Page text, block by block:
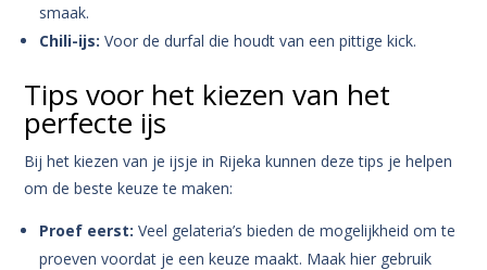
smaak.
Chili-ijs: Voor de durfal die houdt van een pittige kick.
Tips voor het kiezen van het
perfecte ijs
Bij het kiezen van je ijsje in Rijeka kunnen deze tips je helpen
om de beste keuze te maken:
Proef eerst: Veel gelateria’s bieden de mogelijkheid om te
proeven voordat je een keuze maakt. Maak hier gebruik